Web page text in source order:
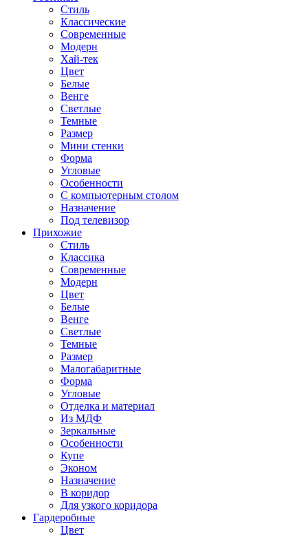
Стиль
Классические
Современные
Модерн
Хай-тек
Цвет
Белые
Венге
Светлые
Темные
Размер
Мини стенки
Форма
Угловые
Особенности
С компьютерным столом
Назначение
Под телевизор
Прихожие
Стиль
Классика
Современные
Модерн
Цвет
Белые
Венге
Светлые
Темные
Размер
Малогабаритные
Форма
Угловые
Отделка и материал
Из МДФ
Зеркальные
Особенности
Купе
Эконом
Назначение
В коридор
Для узкого коридора
Гардеробные
Цвет